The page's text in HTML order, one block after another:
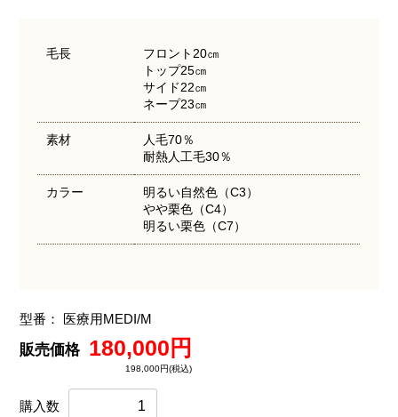
毛長
フロント20㎝
トップ25㎝
サイド22㎝
ネープ23㎝
素材
人毛70％
耐熱人工毛30％
カラー
明るい自然色（C3）
やや栗色（C4）
明るい栗色（C7）
型番： 医療用MEDI/M
販売価格 180,000円
198,000円(税込)
購入数